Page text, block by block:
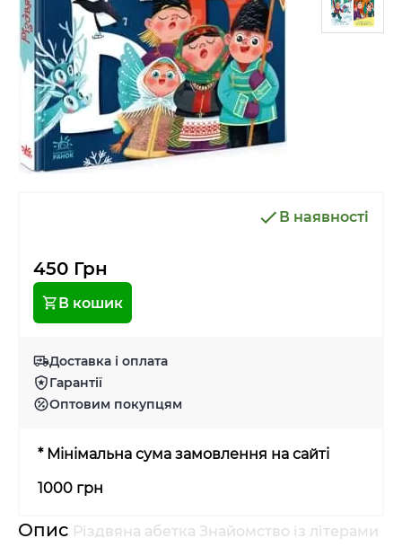
В наявності
450 Грн
В кошик
Доставка і оплата
Гарантії
Оптовим покупцям
* Мінімальна сума замовлення на сайті
1000 грн
Опис Різдвяна абетка Знайомство із літерами